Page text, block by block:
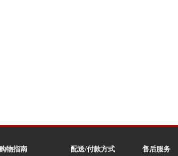
物指南 配送/付款方式 售后服务